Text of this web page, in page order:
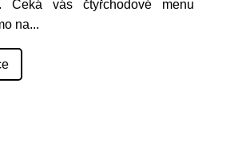
Čeká vás čtyřchodové menu
na...